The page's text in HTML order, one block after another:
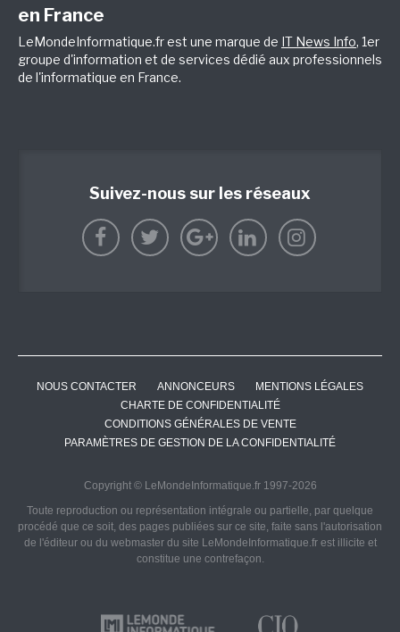
en France
LeMondeInformatique.fr est une marque de IT News Info, 1er
groupe d'information et de services dédié aux professionnels
de l'informatique en France.
Suivez-nous sur les réseaux
NOUS CONTACTER ANNONCEURS
MENTIONS LÉGALES
CHARTE DE CONFIDENTIALITÉ
CONDITIONS GÉNÉRALES DE VENTE
PARAMÈTRES DE GESTION DE LA CONFIDENTIALITÉ
Copyright © LeMondeInformatique.fr 1997-2026
Toute reproduction ou représentation intégrale ou partielle, par quelque
procédé que ce soit, des pages publiées sur ce site, faite sans l'autorisation
de l'éditeur ou du webmaster du site LeMondeInformatique.fr est illicite et
constitue une contrefaçon.